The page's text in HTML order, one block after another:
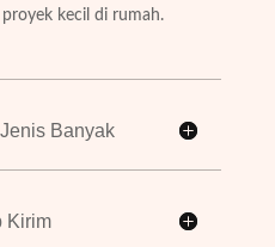
kecil di rumah.
Banyak
Kirim